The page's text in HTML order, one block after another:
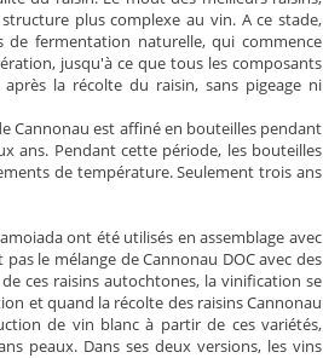
plus complexe au vin. A ce stade,
de fermentation naturelle, qui commence
jusqu'à ce que tous les composants
la récolte du raisin, sans pigeage ni
Cannonau est affiné en bouteilles pendant
ans. Pendant cette période, les bouteilles
de température. Seulement trois ans
ont été utilisés en assemblage avec
le mélange de Cannonau DOC avec des
ces raisins autochtones, la vinification se
et quand la récolte des raisins Cannonau
de vin blanc à partir de ces variétés,
peaux. Dans ses deux versions, les vins